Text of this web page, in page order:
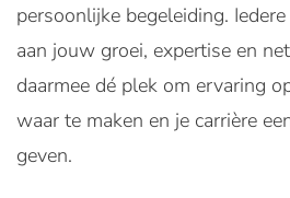
persoonlijke begeleiding.
aan jouw groei, expertise en
daarmee dé plek om ervaring
waar te maken en je carrière
geven.